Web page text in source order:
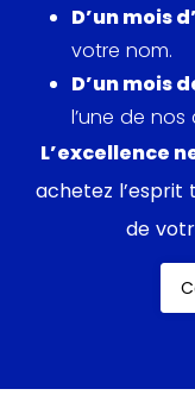
D’un mois
votre nom.
D’un mois
l’une de
L’excellence
achetez
de